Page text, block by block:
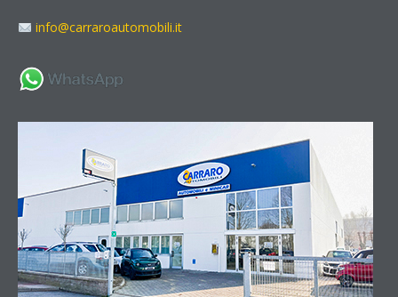
info@carraroautomobili.it